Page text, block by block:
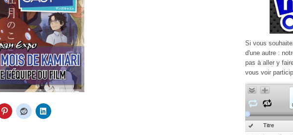
Si vous
d'une autre :
pas à aller y
vous voir
Titre